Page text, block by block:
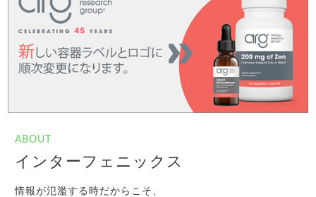
ABOUT
インターフェニックス
情報が氾濫する時だからこそ、